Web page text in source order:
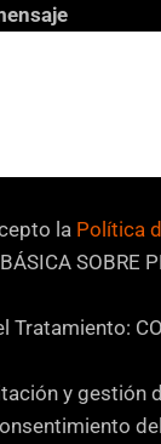
la Política
SOBRE
Tratamiento:
y gestión